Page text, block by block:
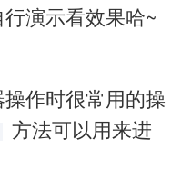
演示看效果哈~
作时很常用的操
方法可以用来进